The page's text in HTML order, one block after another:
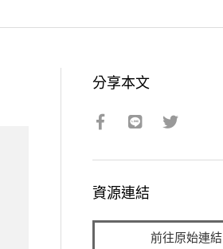
分享本文
資源連結
前往原始連結